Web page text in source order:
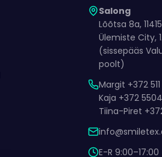
Salong
Lõõtsa 8a,
Ülemiste City,
(sissepääs
poolt)
Margit +372
Kaja +372 5504
Tiina-Piret
E-R 9:00–17:00